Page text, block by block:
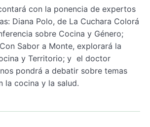
con la ponencia de expertos
Diana Polo, de La Cuchara Colorá
sobre Cocina y Género;
Sabor a Monte, explorará la
y Territorio; y el doctor
pondrá a debatir sobre temas
la cocina y la salud.